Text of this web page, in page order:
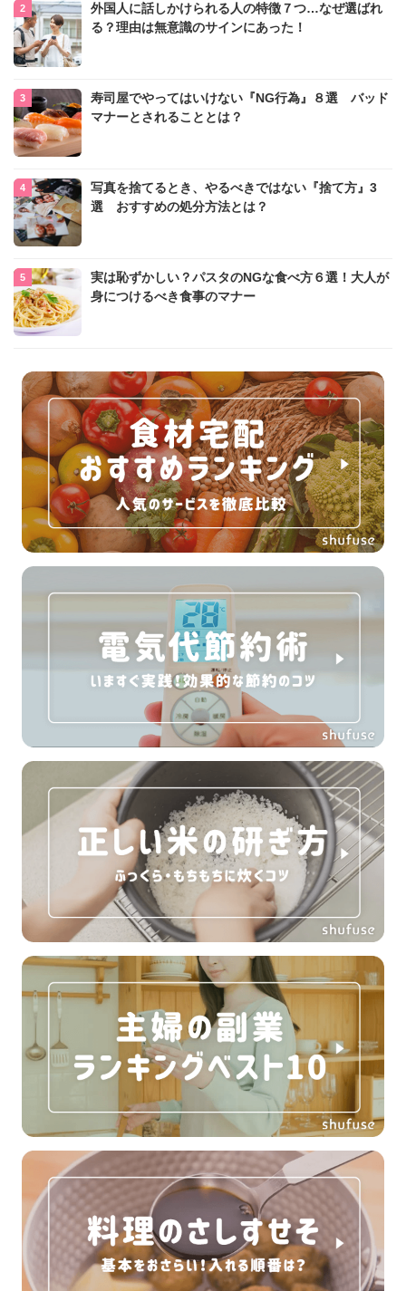
外国人に話しかけられる人の特徴７つ…なぜ選ばれ
る？理由は無意識のサインにあった！
寿司屋でやってはいけない『NG行為』８選 バッド
マナーとされることとは？
写真を捨てるとき、やるべきではない『捨て方』3
選 おすすめの処分方法とは？
実は恥ずかしい？パスタのNGな食べ方６選！大人が
身につけるべき食事のマナー